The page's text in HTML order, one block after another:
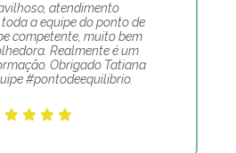
atendimento
a equipe do ponto de
competente, muito bem
Realmente é um
Obrigado Tatiana
#pontodeequilibrio.